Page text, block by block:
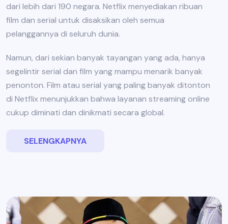
dari lebih dari 190 negara. Netflix menyediakan ribuan
film dan serial untuk disaksikan oleh semua
pelanggannya di seluruh dunia.
Namun, dari sekian banyak tayangan yang ada, hanya
segelintir serial dan film yang mampu menarik banyak
penonton. Film atau serial yang paling banyak ditonton
di Netflix menunjukkan bahwa layanan streaming online
cukup diminati dan dinikmati secara global.
SELENGKAPNYA